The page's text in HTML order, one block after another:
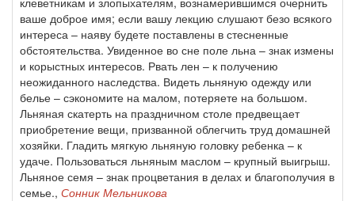
ваше доброе имя; если вашу лекцию слушают безо всякого
интереса – наяву будете поставлены в стесненные
обстоятельства. Увиденное во сне поле льна – знак измены
и корыстных интересов. Рвать лен – к получению
неожиданного наследства. Видеть льняную одежду или
белье – сэкономите на малом, потеряете на большом.
Льняная скатерть на праздничном столе предвещает
приобретение вещи, призванной облегчить труд домашней
хозяйки. Гладить мягкую льняную головку ребенка – к
удаче. Пользоваться льняным маслом – крупный выигрыш.
Льняное семя – знак процветания в делах и благополучия в
семье., Сонник Мельникова